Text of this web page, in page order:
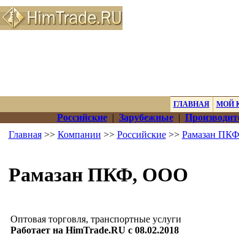
ГЛАВНАЯ МОЙ
Российские| Зарубежные|
Главная>> Компании >> Российские>> Рамазан
Рамазан ПКФ, ООО
Оптовая торговля, транспортные услуги
Работает на HimTrade.RU с 08.02.2018